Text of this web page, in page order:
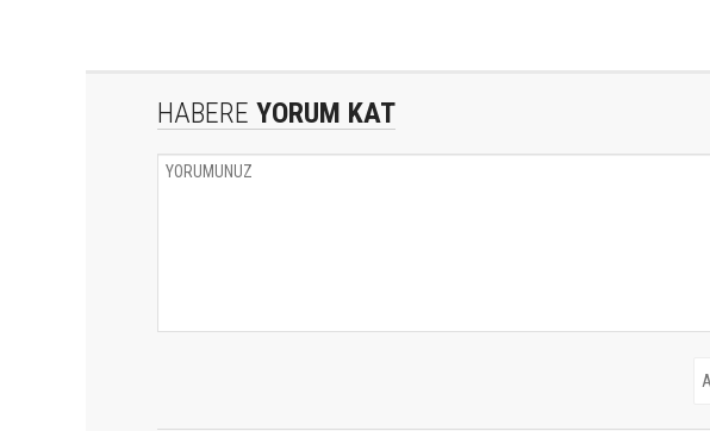
HABERE YORUM KAT